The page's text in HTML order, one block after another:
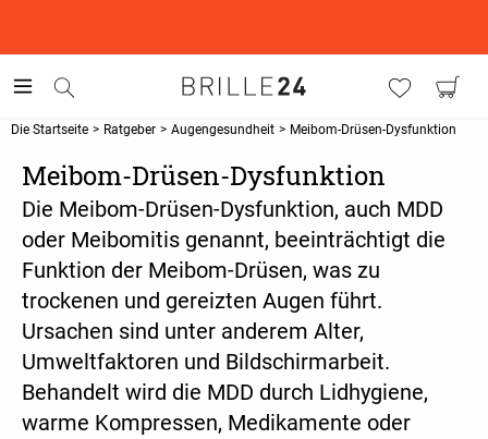
Die Startseite > Ratgeber > Augengesundheit > Meibom-Drüsen-Dysfunktion
Meibom-Drüsen-Dysfunktion
Die Meibom-Drüsen-Dysfunktion, auch MDD
oder Meibomitis genannt, beeinträchtigt die
Funktion der Meibom-Drüsen, was zu
trockenen und gereizten Augen führt.
Ursachen sind unter anderem Alter,
Umweltfaktoren und Bildschirmarbeit.
Behandelt wird die MDD durch Lidhygiene,
warme Kompressen, Medikamente oder